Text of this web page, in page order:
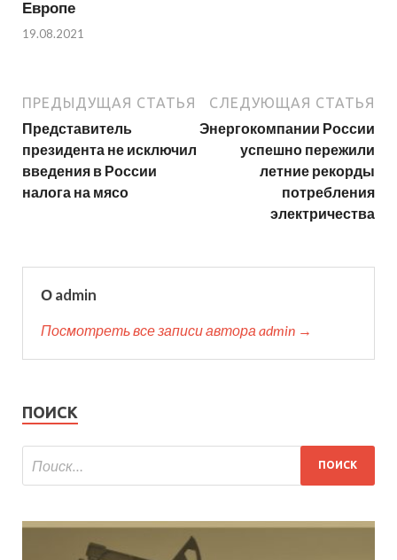
Европе
19.08.2021
ПРЕДЫДУЩАЯ СТАТЬЯ
Представитель
президента не исключил
введения в России
налога на мясо
СЛЕДУЮЩАЯ СТАТЬЯ
Энергокомпании России
успешно пережили
летние рекорды
потребления
электричества
О admin
Посмотреть все записи автора admin →
ПОИСК